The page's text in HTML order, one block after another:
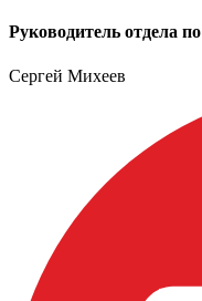
Руководитель отдела
Сергей Михеев